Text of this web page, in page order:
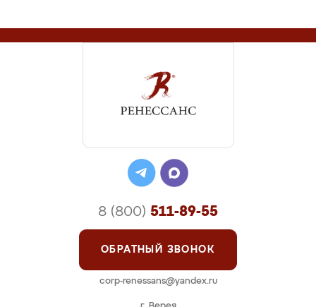
8 (800) 511-89-55
ОБРАТНЫЙ ЗВОНОК
corp-renessans@yandex.ru